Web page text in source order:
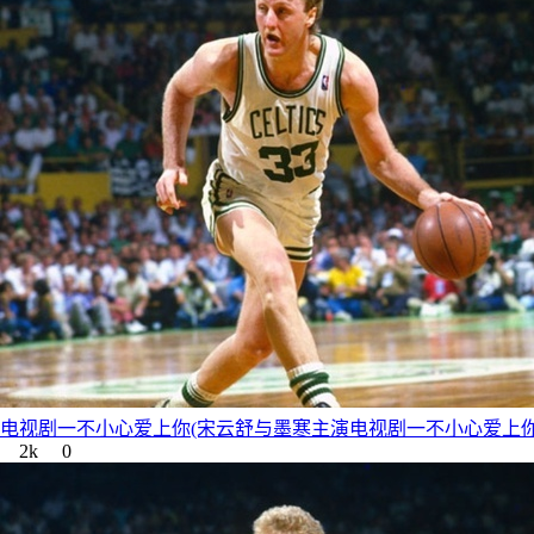
电视剧一不小心爱上你(宋云舒与墨寒主演电视剧一不小心爱上
2k
0